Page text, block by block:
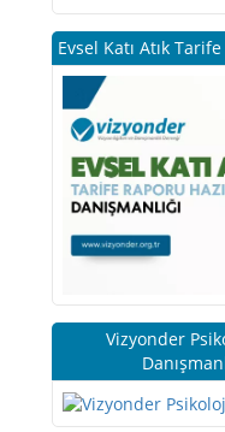
Evsel Katı Atık
Vizyonder